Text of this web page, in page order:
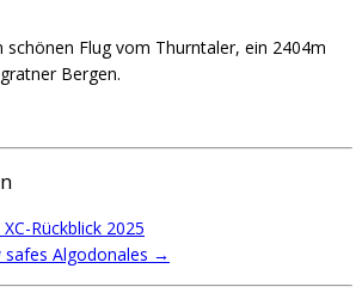
schönen Flug vom Thurntaler, ein 2404m
Bergen.
Rückblick 2025
safes Algodonales →